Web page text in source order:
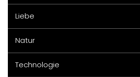
Liebe
Natur
Technologie